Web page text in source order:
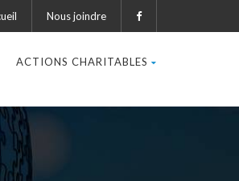
Nous joindre
ACTIONS CHARITABLES